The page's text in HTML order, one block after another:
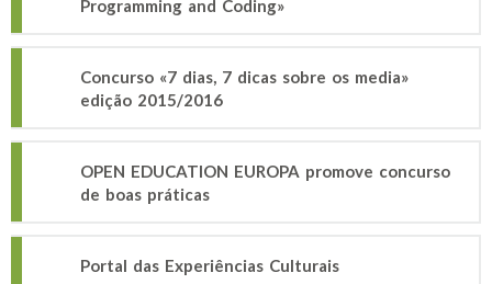
Programming and Coding»
Concurso «7 dias, 7 dicas sobre os media»
edição 2015/2016
OPEN EDUCATION EUROPA promove concurso
de boas práticas
Portal das Experiências Culturais